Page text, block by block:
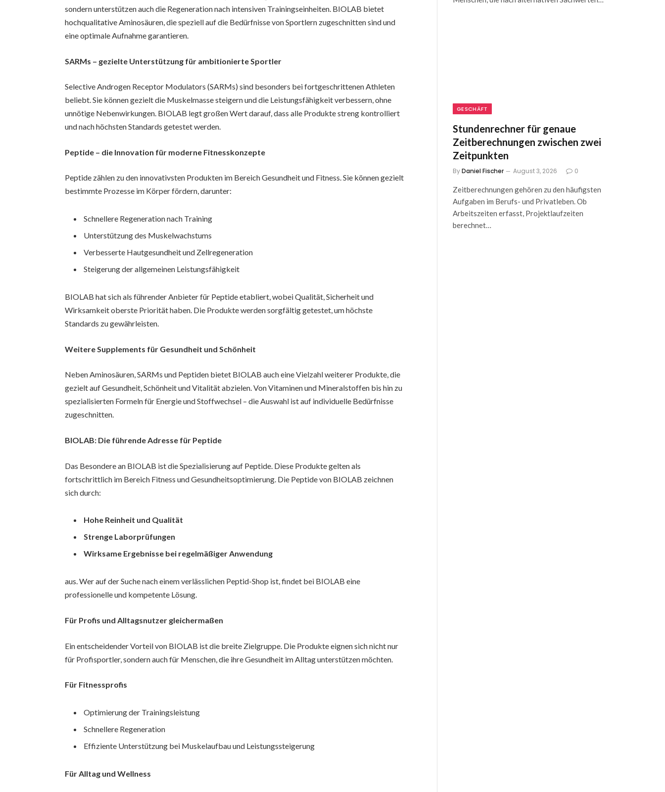
sondern unterstützen auch die Regeneration nach intensiven Trainingseinheiten. BIOLAB bietet
hochqualitative Aminosäuren, die speziell auf die Bedürfnisse von Sportlern zugeschnitten sind und
eine optimale Aufnahme garantieren.
SARMs – gezielte Unterstützung für ambitionierte Sportler
Selective Androgen Receptor Modulators (SARMs) sind besonders bei fortgeschrittenen Athleten
beliebt. Sie können gezielt die Muskelmasse steigern und die Leistungsfähigkeit verbessern, ohne
unnötige Nebenwirkungen. BIOLAB legt großen Wert darauf, dass alle Produkte streng kontrolliert
und nach höchsten Standards getestet werden.
Peptide – die Innovation für moderne Fitnesskonzepte
Peptide zählen zu den innovativsten Produkten im Bereich Gesundheit und Fitness. Sie können gezielt
bestimmte Prozesse im Körper fördern, darunter:
Schnellere Regeneration nach Training
Unterstützung des Muskelwachstums
Verbesserte Hautgesundheit und Zellregeneration
Steigerung der allgemeinen Leistungsfähigkeit
BIOLAB hat sich als führender Anbieter für Peptide etabliert, wobei Qualität, Sicherheit und
Wirksamkeit oberste Priorität haben. Die Produkte werden sorgfältig getestet, um höchste
Standards zu gewährleisten.
Weitere Supplements für Gesundheit und Schönheit
Neben Aminosäuren, SARMs und Peptiden bietet BIOLAB auch eine Vielzahl weiterer Produkte, die
gezielt auf Gesundheit, Schönheit und Vitalität abzielen. Von Vitaminen und Mineralstoffen bis hin zu
spezialisierten Formeln für Energie und Stoffwechsel – die Auswahl ist auf individuelle Bedürfnisse
zugeschnitten.
BIOLAB: Die führende Adresse für Peptide
Das Besondere an BIOLAB ist die Spezialisierung auf Peptide. Diese Produkte gelten als
fortschrittlich im Bereich Fitness und Gesundheitsoptimierung. Die Peptide von BIOLAB zeichnen
sich durch:
Hohe Reinheit und Qualität
Strenge Laborprüfungen
Wirksame Ergebnisse bei regelmäßiger Anwendung
aus. Wer auf der Suche nach einem verlässlichen Peptid-Shop ist, findet bei BIOLAB eine
professionelle und kompetente Lösung.
Für Profis und Alltagsnutzer gleichermaßen
Ein entscheidender Vorteil von BIOLAB ist die breite Zielgruppe. Die Produkte eignen sich nicht nur
für Profisportler, sondern auch für Menschen, die ihre Gesundheit im Alltag unterstützen möchten.
Für Fitnessprofis
Optimierung der Trainingsleistung
Schnellere Regeneration
Effiziente Unterstützung bei Muskelaufbau und Leistungssteigerung
Für Alltag und Wellness
GESCHÄFT
Stundenrechner für genaue
Zeitberechnungen zwischen zwei
Zeitpunkten
ByDaniel Fischer August 3, 2026 0
Zeitberechnungen gehören zu den häufigsten
Aufgaben im Berufs- und Privatleben. Ob
Arbeitszeiten erfasst, Projektlaufzeiten
berechnet…